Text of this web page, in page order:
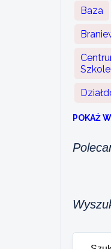
Baza
POKAŻ